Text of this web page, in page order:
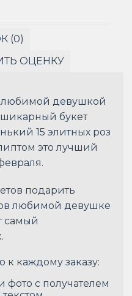
(0)
ОЦЕНКУ
любимой девушкой
букет
15 элитных роз
это лучший
подарить
любимой девушке
самый
к каждому заказу:
фото с получателем